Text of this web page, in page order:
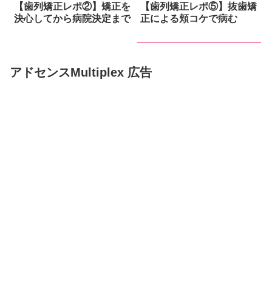
【歯列矯正レポ②】矯正を
決心してから病院決定まで
【歯列矯正レポ⑤】抜歯矯
正による頬コケで病む
アドセンスMultiplex 広告